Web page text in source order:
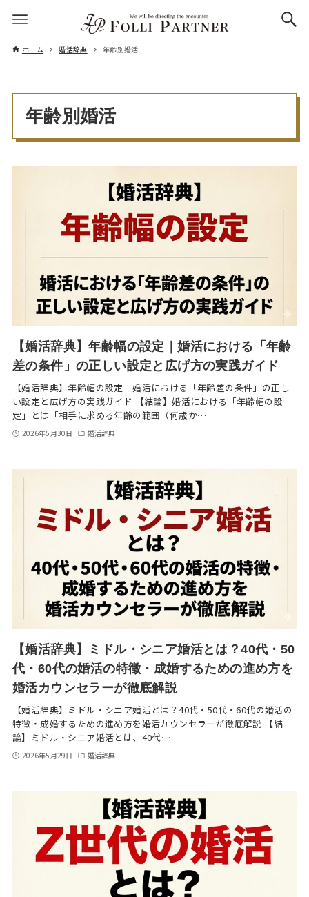
ホーム 婚活辞典 年齢別婚活
年齢別婚活
【婚活辞典】年齢幅の設定｜婚活における「年齢
差の条件」の正しい設定と広げ方の実践ガイド
【婚活辞典】年齢幅の設定｜婚活における「年齢差の条件」の正し
い設定と広げ方の実践ガイド 【結論】婚活における「年齢幅の設
定」とは「相手に求める年齢の範囲（何歳か…
2026年5月30日 婚活辞典
【婚活辞典】ミドル・シニア婚活とは？40代・50
代・60代の婚活の特徴・成婚するための進め方を
婚活カウンセラーが徹底解説
【婚活辞典】ミドル・シニア婚活とは？40代・50代・60代の婚活の
特徴・成婚するための進め方を婚活カウンセラーが徹底解説 【結
論】ミドル・シニア婚活とは、40代…
2026年5月29日 婚活辞典